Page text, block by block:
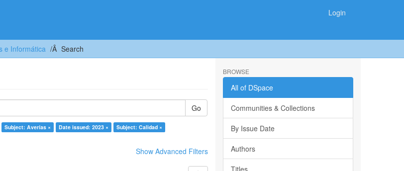
Login
e Informática Search
Go
Subject: Averías × Date issued: 2023 ×
Subject: Calidad ×
Show Advanced Filters
BROWSE
All of DSpace
Communities & Collections
By Issue Date
Authors
Titles